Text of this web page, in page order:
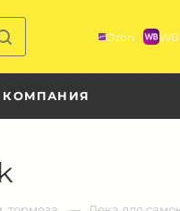
Ozon WB
КОМПАНИЯ